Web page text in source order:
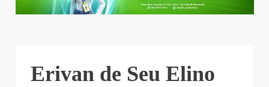
Erivan de Seu Elino